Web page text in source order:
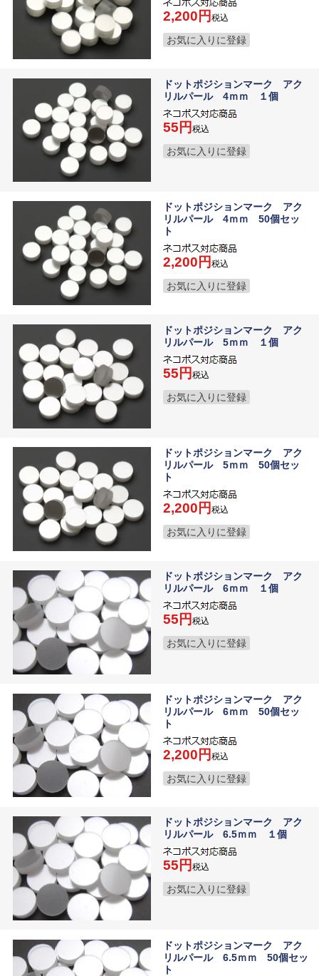
2,200 税込
お気に入りに登録
ドットポジションマーク アク
リルパール 4ｍｍ １個
55 税込
お気に入りに登録
ドットポジションマーク アク
リルパール 4ｍｍ 50個セッ
ト
2,200 税込
お気に入りに登録
ドットポジションマーク アク
リルパール 5ｍｍ １個
55 税込
お気に入りに登録
ドットポジションマーク アク
リルパール 5ｍｍ 50個セッ
ト
2,200 税込
お気に入りに登録
ドットポジションマーク アク
リルパール 6ｍｍ １個
55 税込
お気に入りに登録
ドットポジションマーク アク
リルパール 6ｍｍ 50個セッ
ト
2,200 税込
お気に入りに登録
ドットポジションマーク アク
リルパール 6.5ｍｍ １個
55 税込
お気に入りに登録
ドットポジションマーク アク
リルパール 6.5ｍｍ 50個セッ
ト